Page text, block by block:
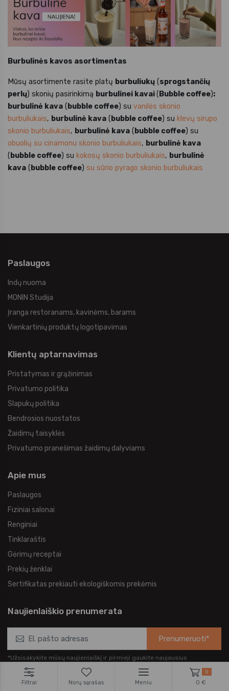
Burbulinės kavos asortimentas
Mūsų asortimente rasite platų burbuliukų (sprogstančių
perlų) skonių pasirinkimą burbulinei kavai( Bubble coffee):
burbulinė kava ( bubble coffee) su vanilės skonio
burbuliukais, burbulinė kava ( bubble coffee) su klevų sirupo
skonio burbuliukais, burbulinė kava ( bubble coffee) su
obuolių su cinamonu skonio burbuliukais, burbulinė kava
( bubble coffee) su kokosų skonio burbuliukais, burbulinė
kava ( bubble coffee) su sūrio pyrago skonio burbuliukais
Paslaugos
Indų nuoma
MONIN Studija
Įranga restoranams, kavinėms, barams
Vienkartinių produktų logotipavimas
Klientų aptarnavimas
Pristatymas ir grąžinimas
Privatumo politika
Slapukų politika
Bendrosios nuostatos
Žaidimų taisyklės
Privatumo pranešimas žaidimų dalyviams
Apie mus
Paslaugos
Fiziniai salonai
Renginiai
Tinklaraštis
Gėrimų receptai
Prekių ženklai
Sertifikatas prekiauti ekologiškomis prekėmis
Naujienlaiškio prenumerata
Prenumeruoti*
*Užsisakykite mūsų naujienlaiškį ir pirmieji gaukite naujausius
pasiūlymus bei akcijas tiesiai į el. pašto dėžutę.
Filtrai Norų sąrašas Meniu
0
0 €